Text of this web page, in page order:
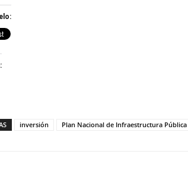
inversión Plan Nacional de Infraestructura Pública